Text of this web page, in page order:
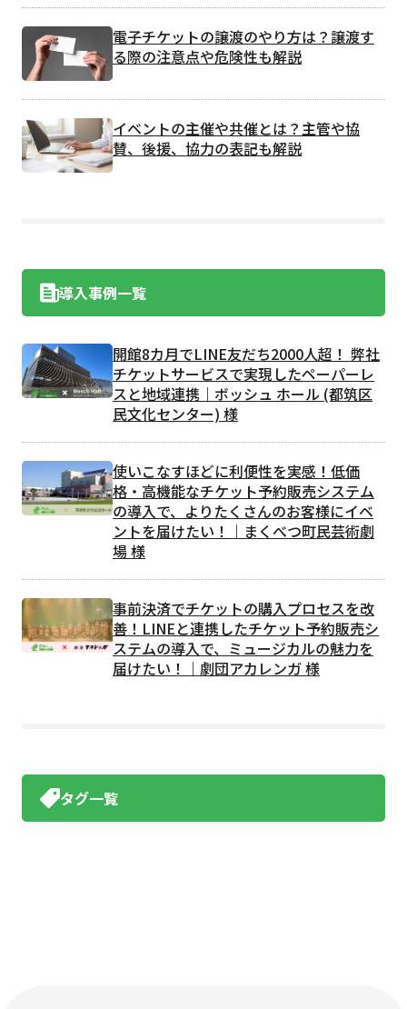
電子チケットの譲渡のやり方は？譲渡す
る際の注意点や危険性も解説
イベントの主催や共催とは？主管や協
賛、後援、協力の表記も解説
導入事例一覧
開館8カ月でLINE友だち2000人超！ 弊社
チケットサービスで実現したペーパーレ
スと地域連携｜ボッシュ ホール (都筑区
民文化センター) 様
使いこなすほどに利便性を実感！低価
格・高機能なチケット予約販売システム
の導入で、よりたくさんのお客様にイベ
ントを届けたい！｜まくべつ町民芸術劇
場 様
事前決済でチケットの購入プロセスを改
善！LINEと連携したチケット予約販売シ
ステムの導入で、ミュージカルの魅力を
届けたい！｜劇団アカレンガ 様
タグ一覧